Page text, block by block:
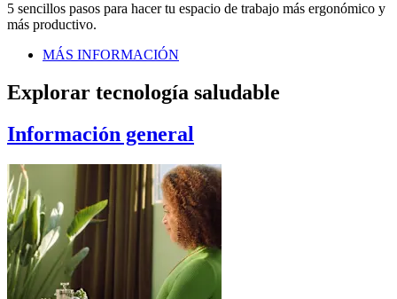
5 sencillos pasos para hacer tu espacio de trabajo más ergonómico y
más productivo.
MÁS INFORMACIÓN
Explorar tecnología saludable
Información general